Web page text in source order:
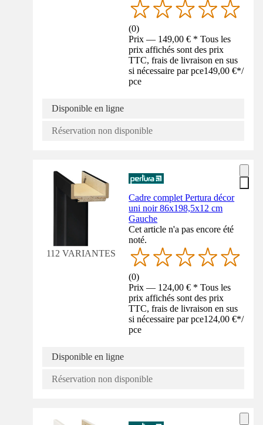
(0)
Prix — 149,00 € * Tous les
prix affichés sont des prix
TTC, frais de livraison en sus
si nécessaire par pce149,00 €*/
pce
Disponible en ligne
Réservation non disponible
112 VARIANTES
Cadre complet Pertura décor
uni noir 86x198,5x12 cm
Gauche
Cet article n'a pas encore été
noté.
(0)
Prix — 124,00 € * Tous les
prix affichés sont des prix
TTC, frais de livraison en sus
si nécessaire par pce124,00 €*/
pce
Disponible en ligne
Réservation non disponible